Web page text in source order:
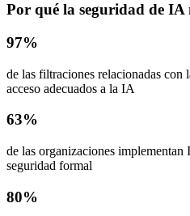
Por qué la seguridad de IA
97%
de las filtraciones relacionadas con
acceso adecuados a la IA
63%
de las organizaciones
seguridad formal
80%